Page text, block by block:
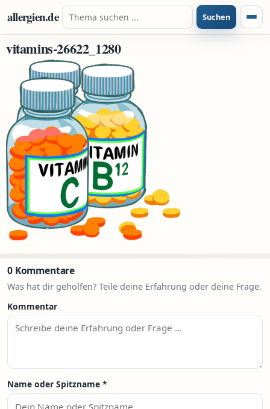
Zum Inhalt springen
allergien.de Suche nach: Suchen
vitamins-26622_1280
0 Kommentare
Was hat dir geholfen? Teile deine Erfahrung oder deine Frage.
Kommentar
Name oder Spitzname *